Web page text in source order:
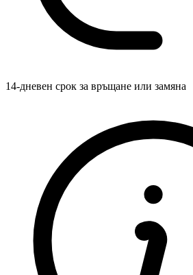
14-дневен срок за връщане или замяна